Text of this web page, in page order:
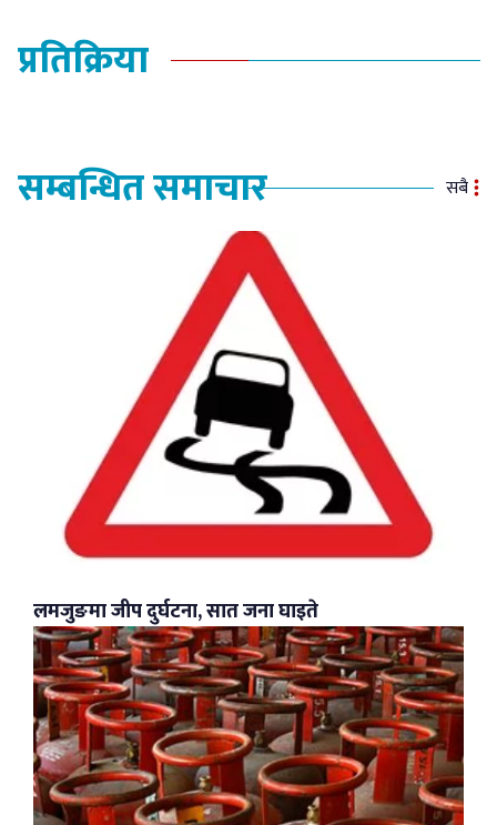
प्रतिक्रिया
सम्बन्धित समाचार सबै
लमजुङमा जीप दुर्घटना, सात जना घाइते